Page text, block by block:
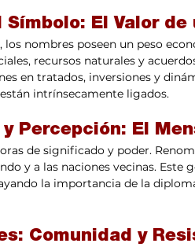
El Valor de
los nombres poseen un peso
recursos naturales y
en tratados, inversiones y
intrínsecamente ligados.
Percepción: El
de significado y poder.
y a las naciones vecinas.
la importancia de la
Comunidad y